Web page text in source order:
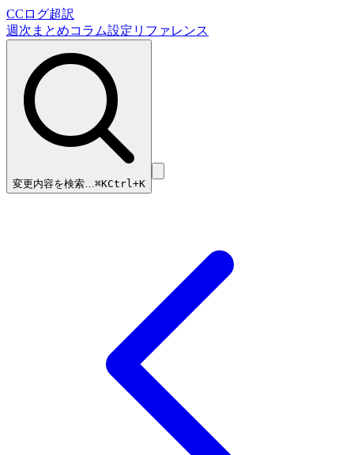
CCログ超訳
週次まとめコラム設定リファレンス
変更内容を検索…⌘KCtrl+K